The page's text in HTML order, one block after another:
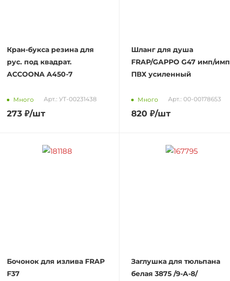
Кран-букса резина для
рус. под квадрат.
ACCOONA A450-7
Много Арт.: УТ-00231438
273 ₽/шт
Шланг для душа
FRAP/GAPPO G47 имп/имп
ПВХ усиленный
Много Арт.: 00-00178653
820 ₽/шт
Бочонок для излива FRAP
F37
Заглушка для тюльпана
белая 3875 /9-A-8/